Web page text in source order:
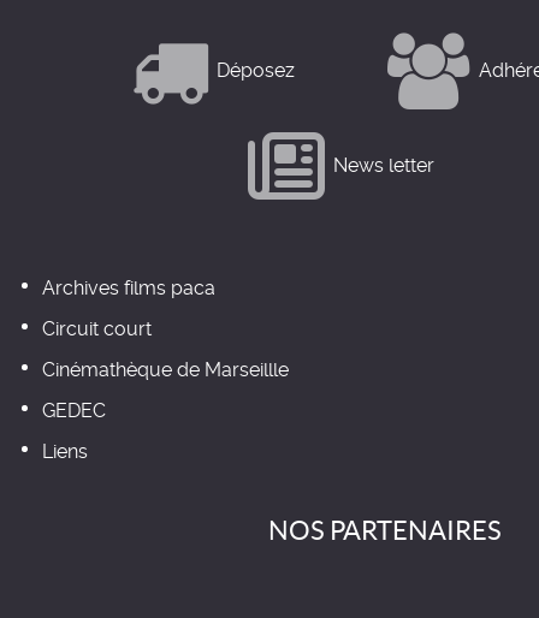
Déposez
News letter
Archives films paca
Circuit court
Cinémathèque de Marseillle
GEDEC
Liens
NOS PARTENAIRES